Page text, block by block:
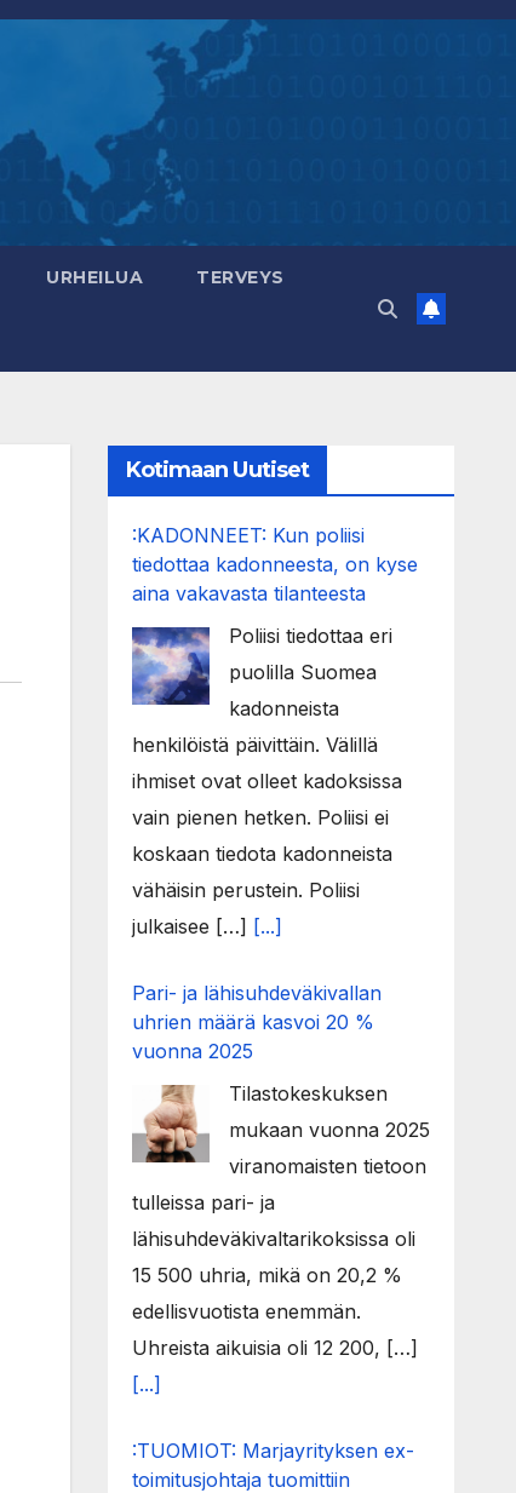
URHEILUA TERVEYS
Kotimaan Uutiset
:KADONNEET: Kun poliisi
tiedottaa kadonneesta, on kyse
aina vakavasta tilanteesta
Poliisi tiedottaa eri
puolilla Suomea
kadonneista
henkilöistä päivittäin. Välillä
ihmiset ovat olleet kadoksissa
vain pienen hetken. Poliisi ei
koskaan tiedota kadonneista
vähäisin perustein. Poliisi
julkaisee […] [...]
Pari- ja lähisuhdeväkivallan
uhrien määrä kasvoi 20 %
vuonna 2025
Tilastokeskuksen
mukaan vuonna 2025
viranomaisten tietoon
tulleissa pari- ja
lähisuhdeväkivaltarikoksissa oli
15 500 uhria, mikä on 20,2 %
edellisvuotista enemmän.
Uhreista aikuisia oli 12 200, […]
[...]
:TUOMIOT: Marjayrityksen ex-
toimitusjohtaja tuomittiin